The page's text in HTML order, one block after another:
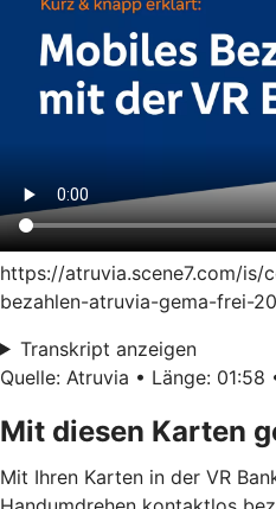
https://atruvia.scene7.com/
bezahlen-atruvia-gema-frei-
Transkript anzeigen
Quelle: Atruvia • Länge:
Mit diesen Karten
Mit Ihren Karten in der VR